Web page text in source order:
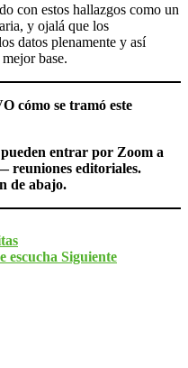
con estos hallazgos como un
y ojalá que los
datos plenamente y así
base.
cómo se tramó este
entrar por Zoom a
editoriales.
de abajo.
escucha Siguiente